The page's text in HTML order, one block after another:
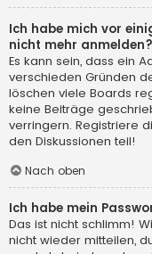
Ich habe mich vor
nicht mehr
Es kann sein, dass ein
verschieden Gründen
löschen viele Boards
keine Beiträge
verringern. Registriere
den Diskussionen teil!
Nach oben
Ich habe mein
Das ist nicht schlimm!
nicht wieder mitteilen,